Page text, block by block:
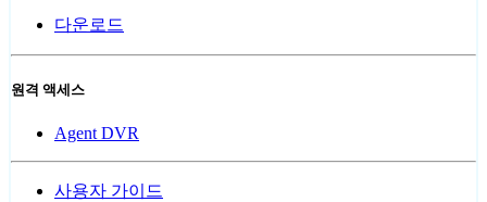
다운로드
원격 액세스
Agent DVR
사용자 가이드